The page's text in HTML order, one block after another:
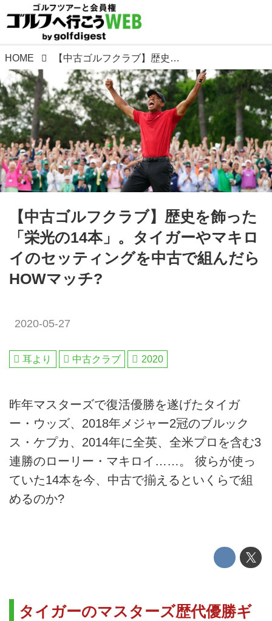
HOME 【中古ゴルフクラブ】歴史を飾った「栄光の14本」。タイガーやマキロイのセッティングを中古で組んだらHOWマッチ?
【中古ゴルフクラブ】歴史を飾った
「栄光の14本」。タイガーやマキロ
イのセッティングを中古で組んだら
HOWマッチ?
2020-05-27
耳より 中古クラブ 2020
昨年マスターズで復活優勝を遂げたタイガ
ー・ウッズ、2018年メジャー2冠のブルック
ス・ケプカ、2014年に全英、全米プロを含む3
連勝のローリー・マキロイ……。 彼らが使っ
ていた14本を今、中古で揃えるといくらで組
めるのか?
タイガーのマスターズ歴代優勝ギ